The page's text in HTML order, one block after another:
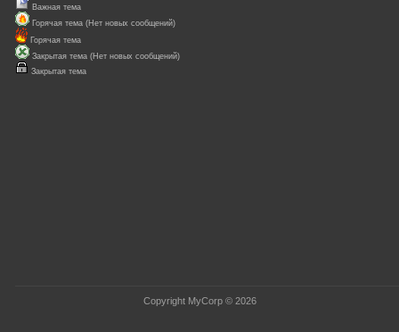
Важная тема
Горячая тема (Нет новых сообщений)
Горячая тема
Закрытая тема (Нет новых сообщений)
Закрытая тема
Copyright MyCorp © 2026